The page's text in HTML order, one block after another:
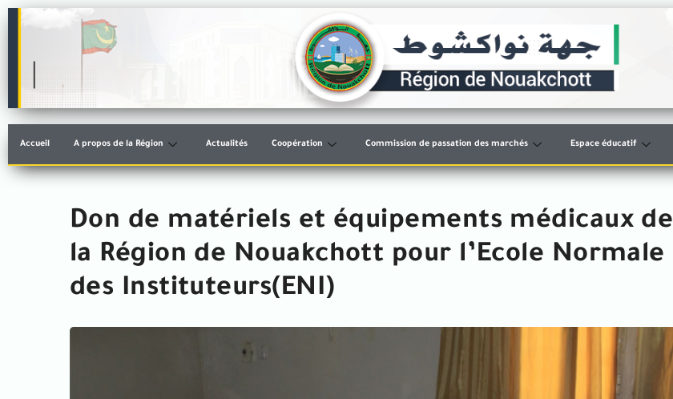
Accueil A propos de la Région Actualités Coopération Commission de passation des marchés Espace éducatif
Don de matériels et équipements médicaux de
la Région de Nouakchott pour l’Ecole Normale
des Instituteurs(ENI)